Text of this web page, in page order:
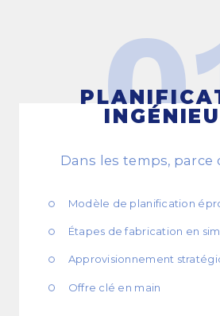
Ingénierie
Fabrication
Dans les temps, parce
Modèle de planification
Étapes de fabrication en
Approvisionnement
Offre clé en main